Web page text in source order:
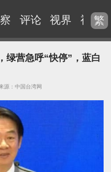
评论 视界 视频
繁
绿营急呼“快停”，蓝白
源：中国台湾网